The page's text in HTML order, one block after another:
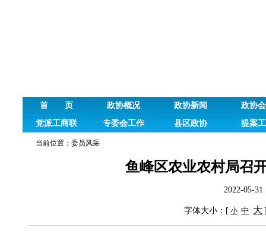
首 页 政协概况 政协新闻
政协
党派工商联
专委会工作 县区政协 提案
当前位置： 委员风采
鱼峰区农业农村局召
2022-05-
字体大小：[ 小 中 大